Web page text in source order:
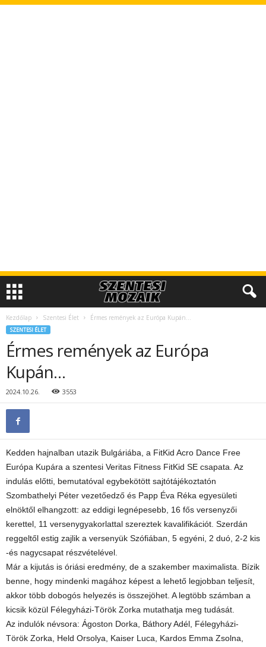
Kezdőlap Szentesi Élet Érmes remények az Európa Kupán…
SZENTESI ÉLET
Érmes remények az Európa
Kupán…
2024.10.26. 3553
Kedden hajnalban utazik Bulgáriába, a FitKid Acro Dance Free
Európa Kupára a szentesi Veritas Fitness FitKid SE csapata. Az
indulás előtti, bemutatóval egybekötött sajtótájékoztatón
Szombathelyi Péter vezetőedző és Papp Éva Réka egyesületi
elnöktől elhangzott: az eddigi legnépesebb, 16 fős versenyzői
kerettel, 11 versenygyakorlattal szereztek kavalifikációt. Szerdán
reggeltől estig zajlik a versenyük Szófiában, 5 egyéni, 2 duó, 2-2 kis
-és nagycsapat részvételével.
Már a kijutás is óriási eredmény, de a szakember maximalista. Bízik
benne, hogy mindenki magához képest a lehető legjobban teljesít,
akkor több dobogós helyezés is összejöhet. A legtöbb számban a
kicsik közül Félegyházi-Török Zorka mutathatja meg tudását.
Az indulók névsora: Ágoston Dorka, Báthory Adél, Félegyházi-
Török Zorka, Held Orsolya, Kaiser Luca, Kardos Emma Zsolna,